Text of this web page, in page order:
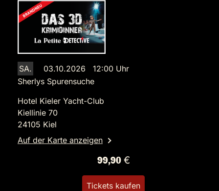
SA.
03.10.2026 12:00 Uhr
Sherlys Spurensuche
Hotel Kieler Yacht-Club
Kiellinie 70
24105 Kiel
Auf der Karte anzeigen
99,90 €
Tickets kaufen